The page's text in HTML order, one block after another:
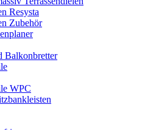
Resysta
Zubehör
Balkonbretter
WPC